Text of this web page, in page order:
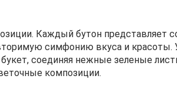
Каждый бутон представляет
симфонию вкуса и красоты.
соединяя нежные зеленые
композиции.